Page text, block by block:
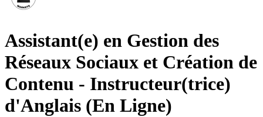
Assistant(e) en Gestion des
Réseaux Sociaux et Création de
Contenu - Instructeur(trice)
d'Anglais (En Ligne)